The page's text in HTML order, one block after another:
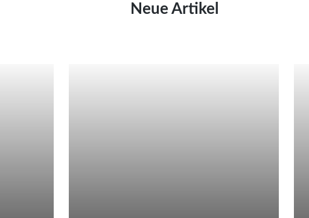
Neue Artikel